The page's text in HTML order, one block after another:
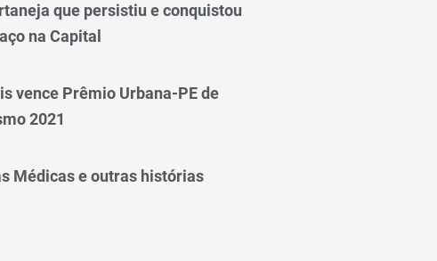
que persistiu e conquistou
na Capital
vence Prêmio Urbana-PE de
2021
Médicas e outras histórias